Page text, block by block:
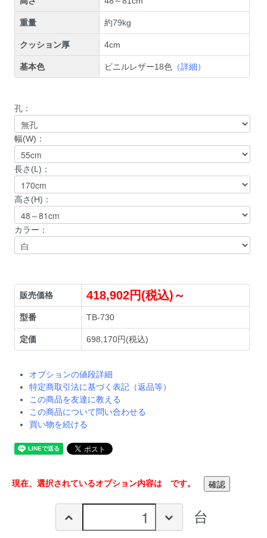
重量 約79kg
クッション厚 4cm
基本色 ビニルレザー18色 （詳細）
孔：
幅(W)：
長さ(L)：
高さ(H)：
カラー：
販売価格 418,902円(税込)～
型番 TB-730
定価 698,170円(税込)
オプションの値段詳細
特定商取引法に基づく表記（返品等）
この商品を友達に教える
この商品について問い合わせる
買い物を続ける
現在、選択されているオプション内容は です。
台